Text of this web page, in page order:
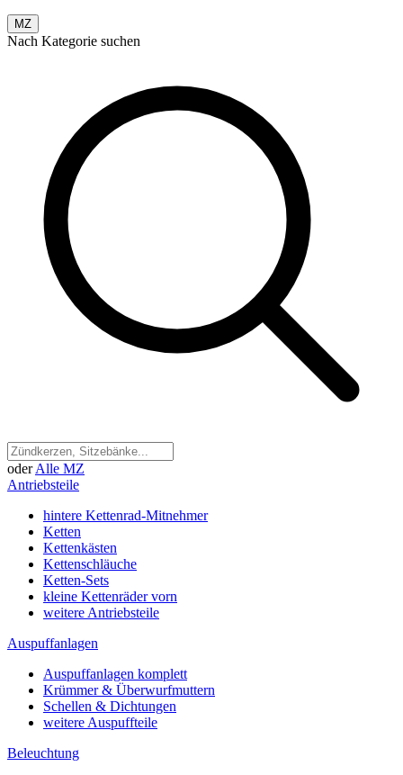
MZ
Nach Kategorie suchen
oder Alle MZ
Antriebsteile
hintere Kettenrad-Mitnehmer
Ketten
Kettenkästen
Kettenschläuche
Ketten-Sets
kleine Kettenräder vorn
weitere Antriebsteile
Auspuffanlagen
Auspuffanlagen komplett
Krümmer & Überwurfmuttern
Schellen & Dichtungen
weitere Auspuffteile
Beleuchtung